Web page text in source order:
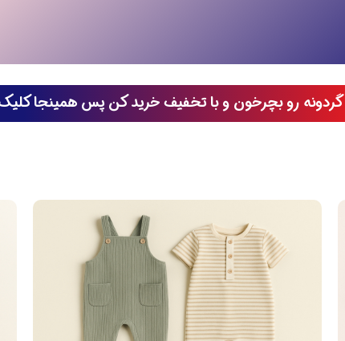
گردونه رو بچرخون و با تخفیف خرید کن پس همینجا